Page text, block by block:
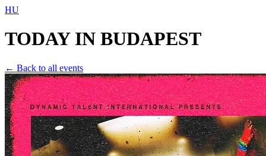
HU
TODAY IN BUDAPEST
← Back to all events